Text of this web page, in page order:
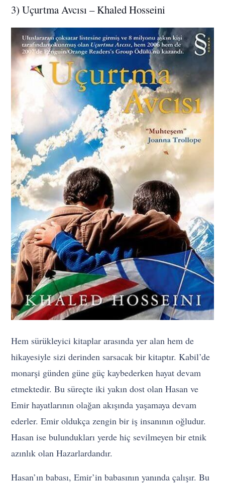
3) Uçurtma Avcısı – Khaled Hosseini
Hem sürükleyici kitaplar arasında yer alan hem de
hikayesiyle sizi derinden sarsacak bir kitaptır. Kabil’de
monarşi günden güne güç kaybederken hayat devam
etmektedir. Bu süreçte iki yakın dost olan Hasan ve
Emir hayatlarının olağan akışında yaşamaya devam
ederler. Emir oldukça zengin bir iş insanının oğludur.
Hasan ise bulundukları yerde hiç sevilmeyen bir etnik
azınlık olan Hazarlardandır.
Hasan’ın babası, Emir’in babasının yanında çalışır. Bu